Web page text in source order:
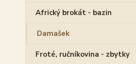
Africký brokát - bazin
Damašek
Froté, ručníkovina - zbytky